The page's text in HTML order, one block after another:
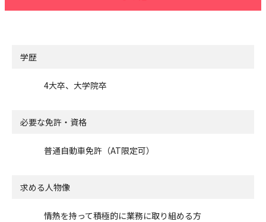
学歴
4大卒、大学院卒
必要な免許・資格
普通自動車免許（AT限定可）
求める人物像
情熱を持って積極的に業務に取り組める方